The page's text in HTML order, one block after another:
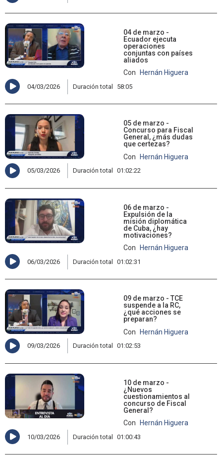
04 de marzo -
Ecuador ejecuta
operaciones
conjuntas con países
aliados
Con
Hernán Higuera
04/03/2026 Duración total 58:05
05 de marzo -
Concurso para Fiscal
General, ¿más dudas
que certezas?
Con
Hernán Higuera
05/03/2026 Duración total 01:02:22
06 de marzo -
Expulsión de la
misión diplomática
de Cuba, ¿hay
motivaciones?
Con
Hernán Higuera
06/03/2026 Duración total 01:02:31
09 de marzo - TCE
suspende a la RC,
¿qué acciones se
preparan?
Con
Hernán Higuera
09/03/2026 Duración total 01:02:53
10 de marzo -
¿Nuevos
cuestionamientos al
concurso de Fiscal
General?
Con
Hernán Higuera
10/03/2026 Duración total 01:00:43